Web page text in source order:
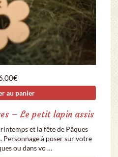
€
au panier
– Le petit lapin assis
et la fête de Pâques
Personnage à poser sur votre
ou dans vo …